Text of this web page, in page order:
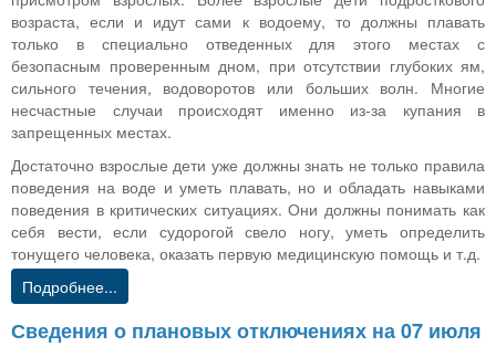
возраста, если и идут сами к водоему, то должны плавать
только в специально отведенных для этого местах с
безопасным проверенным дном, при отсутствии глубоких ям,
сильного течения, водоворотов или больших волн. Многие
несчастные случаи происходят именно из-за купания в
запрещенных местах.
Достаточно взрослые дети уже должны знать не только правила
поведения на воде и уметь плавать, но и обладать навыками
поведения в критических ситуациях. Они должны понимать как
себя вести, если судорогой свело ногу, уметь определить
тонущего человека, оказать первую медицинскую помощь и т.д.
Подробнее...
Сведения о плановых отключениях на 07 июля